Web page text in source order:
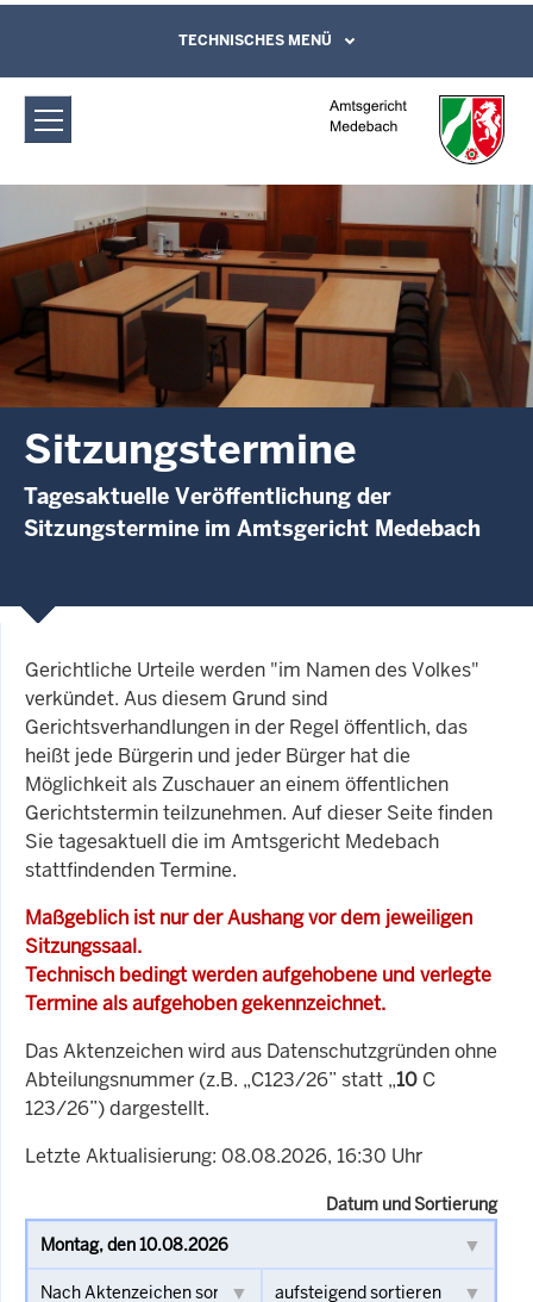
Amtsgericht Medebach:
Sitzungstermine
Direkt zum Inhalt
Leichte Sprache, Gebärdensprachenvideo
und Kontaktformular
TECHNISCHES MENÜ
Sitzungstermine
Tagesaktuelle Veröffentlichung der
Sitzungstermine im Amtsgericht Medebach
Gerichtliche Urteile werden "im Namen des Volkes"
verkündet. Aus diesem Grund sind
Gerichtsverhandlungen in der Regel öffentlich, das
heißt jede Bürgerin und jeder Bürger hat die
Möglichkeit als Zuschauer an einem öffentlichen
Gerichtstermin teilzunehmen. Auf dieser Seite finden
Sie tagesaktuell die im Amtsgericht Medebach
stattfindenden Termine.
Maßgeblich ist nur der Aushang vor dem jeweiligen
Sitzungssaal.
Technisch bedingt werden aufgehobene und verlegte
Termine als aufgehoben gekennzeichnet.
Das Aktenzeichen wird aus Datenschutzgründen ohne
Abteilungsnummer (z.B. „C123/26” statt „10 C
123/26”) dargestellt.
Letzte Aktualisierung: 08.08.2026, 16:30 Uhr
Datum und Sortierung